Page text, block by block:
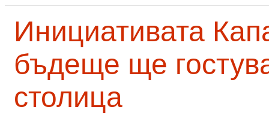
Инициативата
бъдеще ще
столица